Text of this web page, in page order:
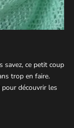
ce petit coup
trop en faire.
découvrir les